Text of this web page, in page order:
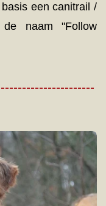
een canitrail /
naam "Follow